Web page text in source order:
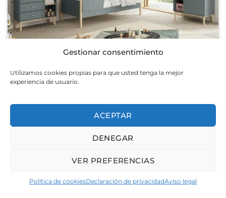
Gestionar consentimiento
Utilizamos cookies propias para que usted tenga la mejor
experiencia de usuario.
ACEPTAR
DENEGAR
VER PREFERENCIAS
Política de cookiesDeclaración de privacidadAviso legal
420,00€